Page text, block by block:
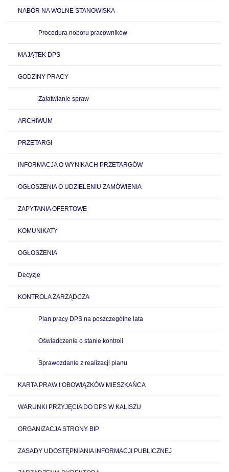
NABÓR NA WOLNE STANOWISKA
Procedura noboru pracowników
MAJĄTEK DPS
GODZINY PRACY
Załatwianie spraw
ARCHIWUM
PRZETARGI
INFORMACJA O WYNIKACH PRZETARGÓW
OGŁOSZENIA O UDZIELENIU ZAMÓWIENIA
ZAPYTANIA OFERTOWE
KOMUNIKATY
OGŁOSZENIA
Decyzje
KONTROLA ZARZĄDCZA
Plan pracy DPS na poszczególne lata
Oświadczenie o stanie kontroli
Sprawozdanie z realizacji planu
KARTA PRAW I OBOWIĄZKÓW MIESZKAŃCA
WARUNKI PRZYJĘCIA DO DPS W KALISZU
ORGANIZACJA STRONY BIP
ZASADY UDOSTĘPNIANIA INFORMACJI PUBLICZNEJ